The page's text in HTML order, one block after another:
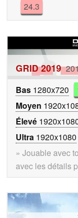
24.3
GRID 2019
Bas 1280x720
Moyen
Élevé
Ultra 1920x1080
» Jouable avec
avec les détails